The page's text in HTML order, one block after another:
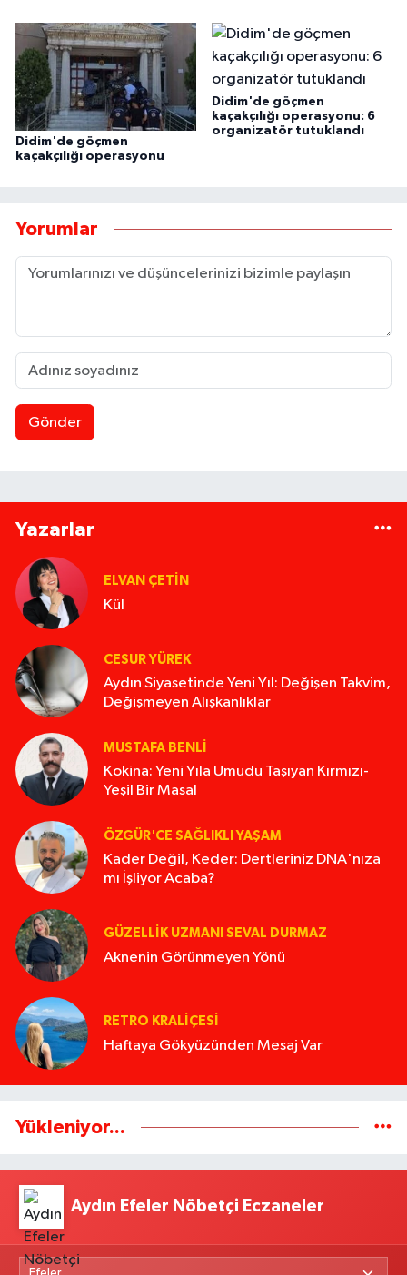
Didim'de göçmen
kaçakçılığı operasyonu
Didim'de göçmen
kaçakçılığı operasyonu: 6
organizatör tutuklandı
Yorumlar
Gönder
Yazarlar
ELVAN ÇETIN
Kül
CESUR YÜREK
Aydın Siyasetinde Yeni Yıl: Değişen Takvim,
Değişmeyen Alışkanlıklar
MUSTAFA BENLI
Kokina: Yeni Yıla Umudu Taşıyan Kırmızı-
Yeşil Bir Masal
ÖZGÜR'CE SAĞLIKLI YAŞAM
Kader Değil, Keder: Dertleriniz DNA'nıza
mı İşliyor Acaba?
GÜZELLIK UZMANI SEVAL DURMAZ
Aknenin Görünmeyen Yönü
RETRO KRALIÇESI
Haftaya Gökyüzünden Mesaj Var
Yükleniyor...
Aydın Efeler Nöbetçi Eczaneler